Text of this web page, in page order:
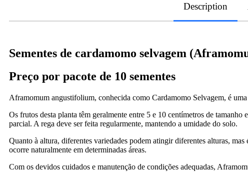
Description
Sementes de cardamomo selvagem
Preço por pacote de 10 sementes
Aframomum angustifolium, conhecida como Cardamomo Selvagem, é
Os frutos desta planta têm geralmente entre 5 e 10 centímetros de
parcial. A rega deve ser feita regularmente, mantendo a umidade do solo.
Quanto à altura, diferentes variedades podem atingir diferentes alturas,
ocorre naturalmente em determinadas áreas.
Com os devidos cuidados e manutenção de condições adequadas,